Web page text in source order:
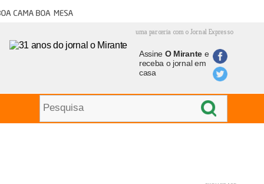
cama boa mesa
uma parceria com o Jornal Expresso
Assine O Mirantee
receba o jornal em
casa